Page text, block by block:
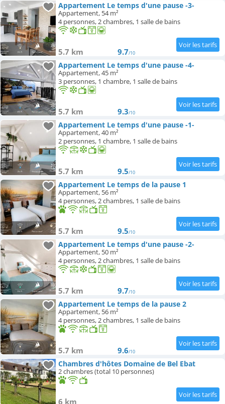
Appartement Le temps d'une pause -3-
Appartement, 54 m²
4 personnes, 2 chambres, 1 salle de bains
5.7 km 9.7/10
Appartement Le temps d'une pause -4-
Appartement, 45 m²
3 personnes, 1 chambre, 1 salle de bains
5.7 km 9.3/10
Appartement Le temps d'une pause -1-
Appartement, 40 m²
2 personnes, 1 chambre, 1 salle de bains
5.7 km 9.5/10
Appartement Le temps de la pause 1
Appartement, 56 m²
4 personnes, 2 chambres, 1 salle de bains
5.7 km 9.5/10
Appartement Le temps d'une pause -2-
Appartement, 50 m²
4 personnes, 2 chambres, 1 salle de bains
5.7 km 9.7/10
Appartement Le temps de la pause 2
Appartement, 56 m²
4 personnes, 2 chambres, 1 salle de bains
5.7 km 9.6/10
Chambres d'hôtes Domaine de Bel Ebat
2 chambres (total 10 personnes)
6 km